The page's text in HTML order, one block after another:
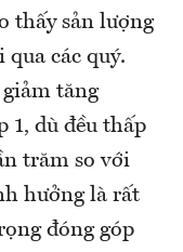
thấy sản lượng
các quý.
tăng
1, dù đều thấp
trăm so với
hưởng là rất
đóng góp